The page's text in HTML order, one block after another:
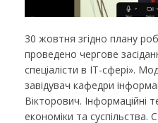
30 жовтня згідно плану
проведено чергове
спеціалісти в ІТ-сфері».
завідувач кафедри
Вікторович. Інформаційні
економіки та суспільства.